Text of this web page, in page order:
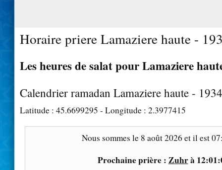
Horaire priere Lamaziere haute -
Les heures de salat pour Lamaziere
Calendrier ramadan Lamaziere haute -
Latitude : 45.6699295 - Longitude : 2.3977415
Nous sommes le 8 août 2026 et il est
Prochaine prière : Zuhrà